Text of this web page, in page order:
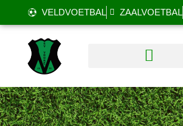
VELDVOETBAL ZAALVOETBAL